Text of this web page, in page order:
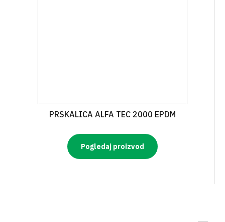
PRSKALICA ALFA TEC 2000 EPDM
Pogledaj proizvod